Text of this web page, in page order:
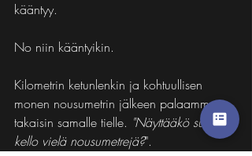
kääntyy.
No niin kääntyikin.
Kilometrin ketunlenkin ja kohtuullisen
monen nousumetrin jälkeen palaamme
takaisin samalle tielle. "Näyttääkö sun
kello vielä nousumetrejä?".